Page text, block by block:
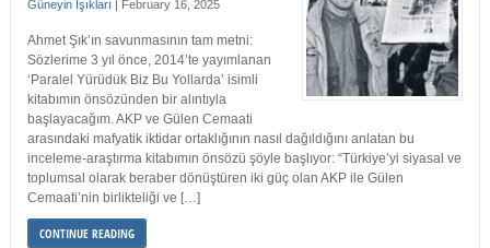
Güneyin Işıkları | February 16, 2025
Ahmet Şık’ın savunmasının tam metni:
Sözlerime 3 yıl önce, 2014’te yayımlanan
‘Paralel Yürüdük Biz Bu Yollarda’ isimli
kitabımın önsözünden bir alıntıyla
başlayacağım. AKP ve Gülen Cemaati
arasındaki mafyatik iktidar ortaklığının nasıl dağıldığını anlatan bu
inceleme-araştırma kitabımın önsözü şöyle başlıyor: “Türkiye’yi siyasal ve
toplumsal olarak beraber dönüştüren iki güç olan AKP ile Gülen
Cemaati’nin birlikteliği ve […]
CONTINUE READING